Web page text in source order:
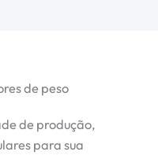
de peso
de produção,
para sua